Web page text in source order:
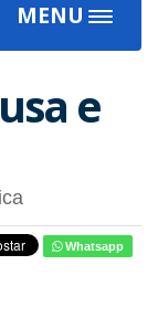
MENU
Toggle
e
Whatsapp